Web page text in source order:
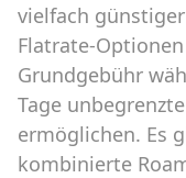
vielfach
Flatrate-
Grundgebühr
Tage
ermöglichen. Es
kombinierte